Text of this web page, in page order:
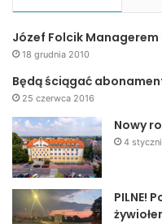
Józef Folcik Managerem
18 grudnia 2010
Będą ściągać
25 czerwca 2016
Nowy
4
PILNE!